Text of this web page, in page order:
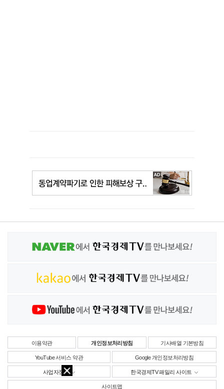
이용약관 개인정보처리방침 기사배열 기본방침
YouTube 서비스 약관 Google 개인정보처리방침
사업자정보 한국경제TV 패밀리 사이트
사이트맵